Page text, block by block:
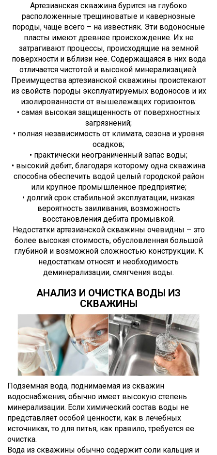
Артезианская скважина бурится на глубоко
расположенные трещиноватые и кавернозные
породы, чаще всего – на известняк. Эти водоносные
пласты имеют древнее происхождение. Их не
затрагивают процессы, происходящие на земной
поверхности и вблизи нее. Содержащаяся в них вода
отличается чистотой и высокой минерализацией.
Преимущества артезианской скважины проистекают
из свойств породы эксплуатируемых водоносов и их
изолированности от вышележащих горизонтов:
• самая высокая защищенность от поверхностных
загрязнений;
• полная независимость от климата, сезона и уровня
осадков;
• практически неограниченный запас воды;
• высокий дебит, благодаря которому одна скважина
способна обеспечить водой целый городской район
или крупное промышленное предприятие;
• долгий срок стабильной эксплуатации, низкая
вероятность заиливания, возможность
восстановления дебита промывкой.
Недостатки артезианской скважины очевидны – это
более высокая стоимость, обусловленная большой
глубиной и возможной сложностью конструкции. К
недостаткам относят и необходимость
деминерализации, смягчения воды.
АНАЛИЗ И ОЧИСТКА ВОДЫ ИЗ
СКВАЖИНЫ
Подземная вода, поднимаемая из скважин
водоснабжения, обычно имеет высокую степень
минерализации. Если химический состав воды не
представляет особой ценности, как в лечебных
источниках, то для питья, как правило, требуется ее
очистка.
Вода из скважины обычно содержит соли кальция и